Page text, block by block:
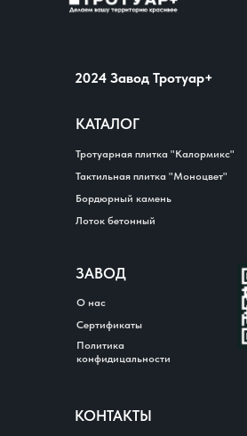
КАТАЛОГ
2024 Завод Тротуар+
Тротуарная плитка "Калормикс"
Тактильная плитка "Моноцвет"
Бордюрный камень
Лоток бетонный
ЗАВОД
О нас
Сертификаты
Политика
конфидицальности
КОНТАКТЫ
Каталог
Галерея